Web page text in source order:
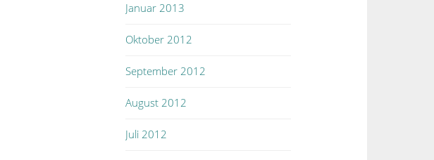
Januar 2013
Oktober 2012
September 2012
August 2012
Juli 2012